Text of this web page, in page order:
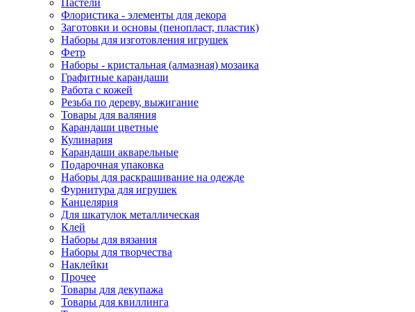
Флористика - элементы для декора
Заготовки и основы (пенопласт, пластик)
Наборы для изготовления игрушек
Фетр
Наборы - кристальная (алмазная) мозаика
Графитные карандаши
Работа с кожей
Резьба по дереву, выжигание
Товары для валяния
Карандаши цветные
Кулинария
Карандаши акварельные
Подарочная упаковка
Наборы для раскрашивание на одежде
Фурнитура для игрушек
Канцелярия
Для шкатулок металлическая
Клей
Наборы для вязания
Наборы для творчества
Наклейки
Прочее
Товары для декупажа
Товары для квиллинга